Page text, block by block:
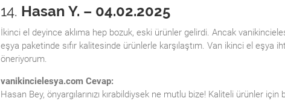
14. Hasan Y. – 04.02.2025
İkinci el deyince aklıma hep bozuk, eski ürünler gelirdi. Ancak
eşya paketinde sıfır kalitesinde ürünlerle karşılaştım. Van ikinci el eşya
öneriyorum.
vanikincielesya.com Cevap:
Hasan Bey, önyargılarınızı kırabildiysek ne mutlu bize! Kaliteli ürünler için